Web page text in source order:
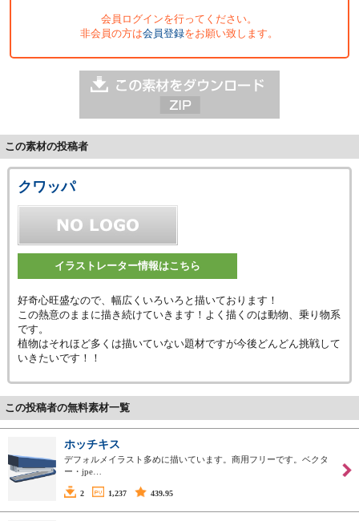
会員ログインを行ってください。
非会員の方は会員登録をお願い致します。
この素材の投稿者
クワッパ
イラストレーター情報はこちら
好奇心旺盛なので、幅広くいろいろと描いております！
この熱意のままに描き続けていきます！よく描くのは動物、乗り物系
です。
植物はそれほど多くは描いていない題材ですが今後どんどん挑戦して
いきたいです！！
この投稿者の無料素材一覧
ホッチキス
デフォルメイラスト多めに描いています。商用フリーです。ベクタ
ー・jpe…
2 1,237 439.95